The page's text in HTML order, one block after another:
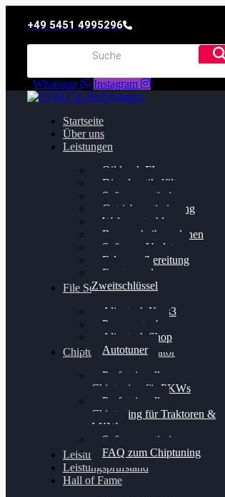
+49 5451 4995296
Whatsapp Instagram
Startseite
Über uns
Leistungen
Oildruck FIx
Dieselpartikelfilter
Softwareoptimierung
Getriebeoptimierung
Walnussstrahlen
Bremsscheiben planen
Software Update
Felgenaufbereitung
Ersatz- und
Zweitschlüssel
File Service
Alientech Kess3
Powergate 4
Alientech Shop
Autotuner
Chiptuning Konfigurator
Professionelles
Chiptuning für PKWs
Professionelles
Chiptuning für Traktoren &
LKW
Softwareoptimierung
FAQ zum Chiptuning
Leistungsmessung
Leistungsprüfstand
Hall of Fame